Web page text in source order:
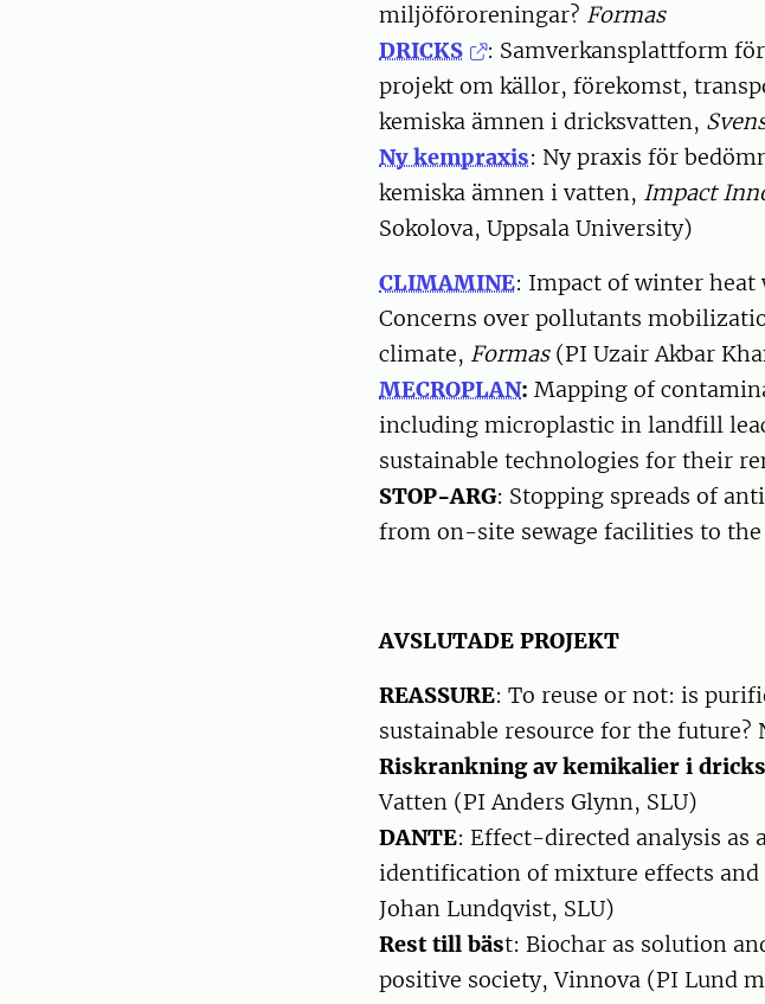
miljöföroreningar? Formas
DRICKS
: Samverkansplattform
projekt om källor, förekomst,
kemiska ämnen i dricksvatten,
Ny kempraxis: Ny praxis för
kemiska ämnen i vatten, Impact
Sokolova, Uppsala University)
CLIMAMINE: Impact of winter
Concerns over pollutants
climate, Formas(PI Uzair Akbar
MECROPLAN: Mapping of
including microplastic in landfill
sustainable technologies for their
STOP-ARG: Stopping spreads of
from on-site sewage facilities to
AVSLUTADE PROJEKT
REASSURE: To reuse or not: is
sustainable resource for the
Riskrankning av kemikalier i
Vatten (PI Anders Glynn, SLU)
DANTE: Effect-directed analysis
identification of mixture effects
Johan Lundqvist, SLU)
Rest till bäst: Biochar as solution
positive society, Vinnova (PI Lund